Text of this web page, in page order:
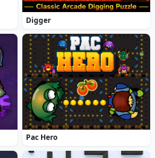
Digger
Pac Hero